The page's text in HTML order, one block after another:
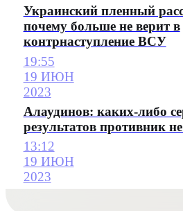
Украинский пленный
почему больше не верит в
контрнаступление ВСУ
19:55
19 ИЮН
2023
Алаудинов: каких-либо
результатов противник
13:12
19 ИЮН
2023